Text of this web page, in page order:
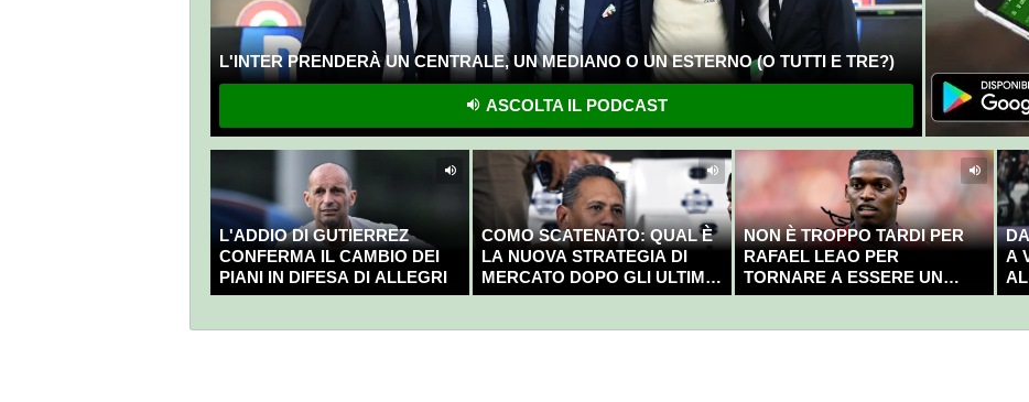
L'INTER PRENDERÀ UN CENTRALE, UN MEDIANO O UN ESTERNO (O TUTTI E TRE?)
ASCOLTA IL PODCAST
L'ADDIO DI GUTIERREZ
CONFERMA IL CAMBIO DEI
PIANI IN DIFESA DI ALLEGRI
COMO SCATENATO: QUAL È
LA NUOVA STRATEGIA DI
MERCATO DOPO GLI ULTIMI
COLPI?
NON È TROPPO TARDI PER
RAFAEL LEAO PER
TORNARE A ESSERE UN
CAMPIONE
A